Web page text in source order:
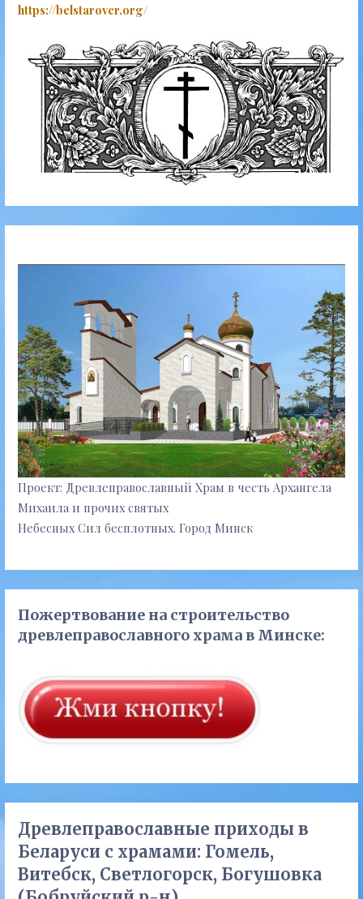
https://belstarover.org/
Проект: Древлеправославный Храм в честь Архангела
Михаила и прочих святых
Небесных Сил бесплотных. Город Минск
Пожертвование на строительство
древлеправославного храма в Минске:
Древлеправославные приходы в
Беларуси с храмами: Гомель,
Витебск, Светлогорск, Богушовка